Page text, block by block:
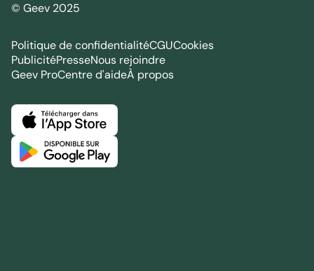
© Geev 2025
Politique de confidentialitéCGUCookies
PublicitéPresseNous rejoindre
Geev ProCentre d'aideÀ propos